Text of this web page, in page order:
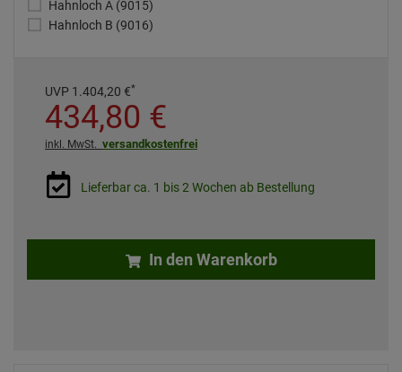
Hahnloch A (9015)
Hahnloch B (9016)
UVP 1.404,20 €*
434,80 €
inkl. MwSt. versandkostenfrei
Lieferbar ca. 1 bis 2 Wochen ab Bestellung
In den Warenkorb